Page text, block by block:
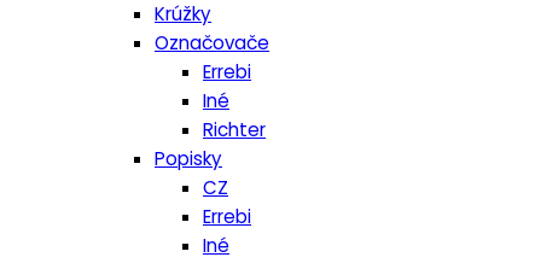
Krúžky
Označovače
Errebi
Iné
Richter
Popisky
CZ
Errebi
Iné